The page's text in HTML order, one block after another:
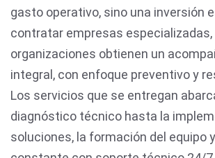
gasto operativo, sino una inversión
contratar empresas especializadas,
organizaciones obtienen un
integral, con enfoque preventivo y
Los servicios que se entregan
diagnóstico técnico hasta la
soluciones, la formación del equipo